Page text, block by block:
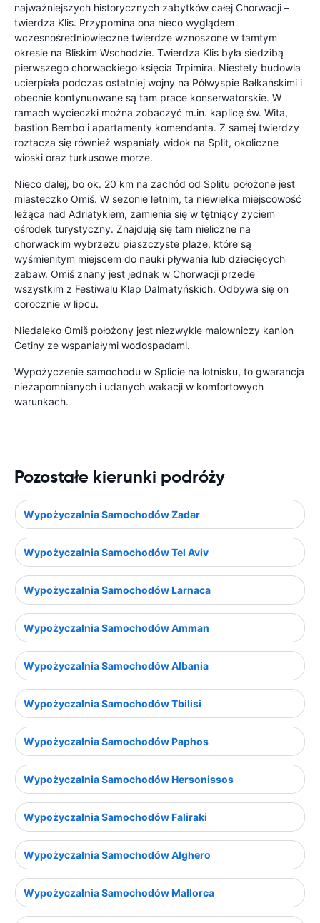
najważniejszych historycznych zabytków całej Chorwacji –
twierdza Klis. Przypomina ona nieco wyglądem
wczesnośredniowieczne twierdze wznoszone w tamtym
okresie na Bliskim Wschodzie. Twierdza Klis była siedzibą
pierwszego chorwackiego księcia Trpimira. Niestety budowla
ucierpiała podczas ostatniej wojny na Półwyspie Bałkańskimi i
obecnie kontynuowane są tam prace konserwatorskie. W
ramach wycieczki można zobaczyć m.in. kaplicę św. Wita,
bastion Bembo i apartamenty komendanta. Z samej twierdzy
roztacza się również wspaniały widok na Split, okoliczne
wioski oraz turkusowe morze.
Nieco dalej, bo ok. 20 km na zachód od Splitu położone jest
miasteczko Omiš. W sezonie letnim, ta niewielka miejscowość
leżąca nad Adriatykiem, zamienia się w tętniący życiem
ośrodek turystyczny. Znajdują się tam nieliczne na
chorwackim wybrzeżu piaszczyste plaże, które są
wyśmienitym miejscem do nauki pływania lub dziecięcych
zabaw. Omiš znany jest jednak w Chorwacji przede
wszystkim z Festiwalu Klap Dalmatyńskich. Odbywa się on
corocznie w lipcu.
Niedaleko Omiš położony jest niezwykle malowniczy kanion
Cetiny ze wspaniałymi wodospadami.
Wypożyczenie samochodu w Splicie na lotnisku, to gwarancja
niezapomnianych i udanych wakacji w komfortowych
warunkach.
Pozostałe kierunki podróży
Wypożyczalnia Samochodów Zadar
Wypożyczalnia Samochodów Tel Aviv
Wypożyczalnia Samochodów Larnaca
Wypożyczalnia Samochodów Amman
Wypożyczalnia Samochodów Albania
Wypożyczalnia Samochodów Tbilisi
Wypożyczalnia Samochodów Paphos
Wypożyczalnia Samochodów Hersonissos
Wypożyczalnia Samochodów Faliraki
Wypożyczalnia Samochodów Alghero
Wypożyczalnia Samochodów Mallorca